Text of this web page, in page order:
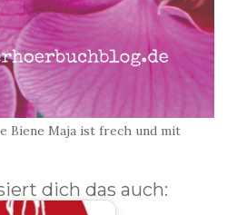
Biene Maja ist frech und mit
dich das auch: